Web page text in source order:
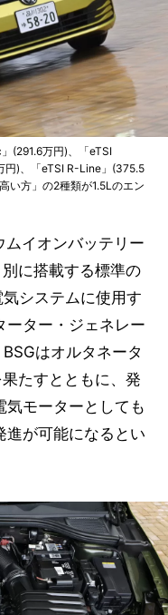
(291.6万円)、「eTSI
)、「eTSI R-Line」(375.5
い方」の2種類が1.5Lのエン
イオンバッテリー
に搭載する標準の
システムに使用す
ーター・ジェネレー
はオルタネータ
たすとともに、発
モーターとしても
進が可能になるとい